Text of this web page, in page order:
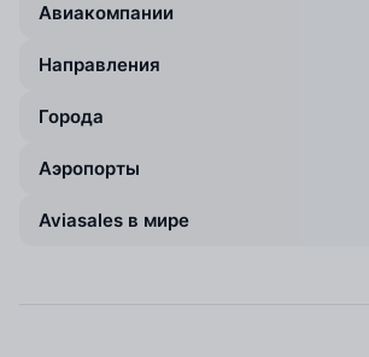
Авиакомпании
Направления
Города
Аэропорты
Aviasales в мире